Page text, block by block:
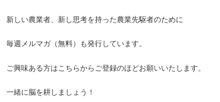
新しい農業者、新し思考を持った農業先駆者のために
毎週メルマガ（無料）も発行しています。
ご興味ある方はこちらからご登録のほどお願いいたします。
一緒に脳を耕しましょう！